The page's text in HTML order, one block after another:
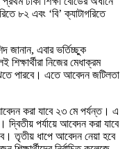
৮২ এবং ‘বি’ ক্যাটাগরিতে
জানান, এবার ভর্তিচ্ছুক
নিজের মেধাক্রম
পারবে। এতে আবেদন জটিলতা
করা যাবে ২৩ মে পর্যন্ত। এ
পর্যায়ে আবেদন করা যাবে
তৃতীয় ধাপে আবেদন নেয়া হবে